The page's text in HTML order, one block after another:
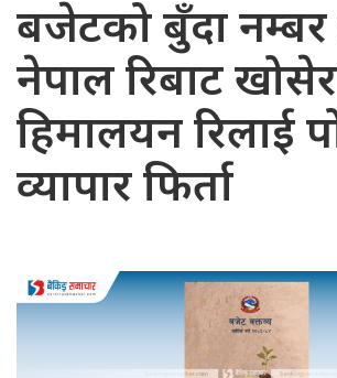
बजेटको बुँदा नम्बर
नेपाल रिबाट खोसेर
हिमालयन रिलाई
व्यापार फिर्ता